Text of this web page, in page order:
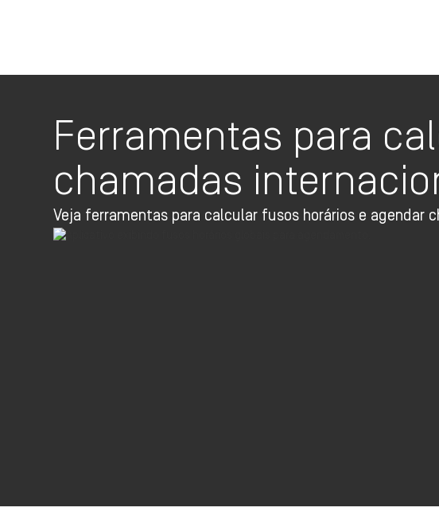
Ferramentas para
chamadas
Veja ferramentas para calcular fusos horários e agendar